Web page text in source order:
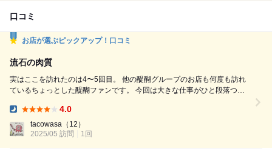
口コミ
お店が選ぶピックアップ！口コミ
流石の肉質
実はここを訪れたのは4〜5回目。 他の醍醐グループのお店も何度も訪れ
ているちょっとした醍醐ファンです。 今回は大きな仕事がひと段落つい
くしコース飲み放題付き」を注文。 タンずくしといっても最初から最後
までタンなわけではなく、最初の塩系の肉が概ねタンなのです。 厚切り
4.0
tacowasa （12）
2025/05 訪問
1回